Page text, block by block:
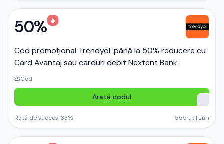
50%
Cod promoțional Trendyol: până la 50% reducere cu
Card Avantaj sau carduri debit Nextent Bank
Cod
Arată codul
Rată de succes:33% 555 utilizări